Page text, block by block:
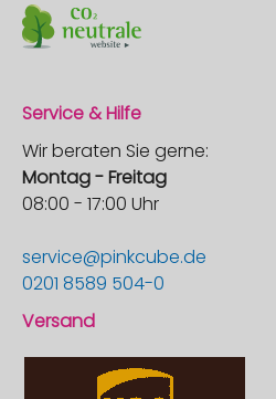
Service & Hilfe
Wir beraten Sie gerne:
Montag - Freitag
08:00 - 17:00 Uhr
service@pinkcube.de
0201 8589 504-0
Versand